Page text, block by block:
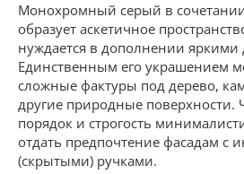
Монохромный серый в
образует аскетичное
нуждается в дополнении яркими
Единственным его украшением
сложные фактуры под дерево,
другие природные поверхности.
порядок и строгость
отдать предпочтение фасадам с
(скрытыми) ручками.